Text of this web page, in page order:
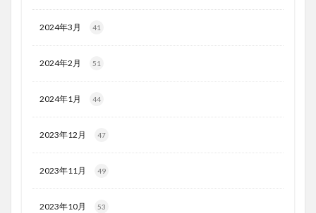
2024年3月 41
2024年2月 51
2024年1月 44
2023年12月 47
2023年11月 49
2023年10月 53